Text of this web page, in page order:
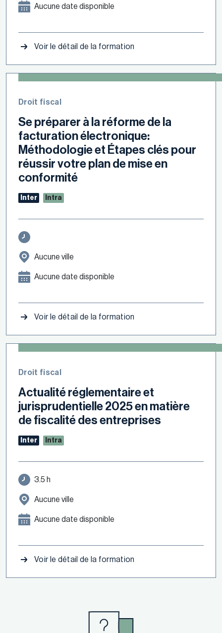
Aucune date disponible
Voir le détail de la formation
Droit fiscal
Se préparer à la réforme de la
facturation électronique:
Méthodologie et Étapes clés pour
réussir votre plan de mise en
conformité
Inter Intra
Aucune ville
Aucune date disponible
Voir le détail de la formation
Droit fiscal
Actualité réglementaire et
jurisprudentielle 2025 en matière
de fiscalité des entreprises
Inter Intra
3.5 h
Aucune ville
Aucune date disponible
Voir le détail de la formation